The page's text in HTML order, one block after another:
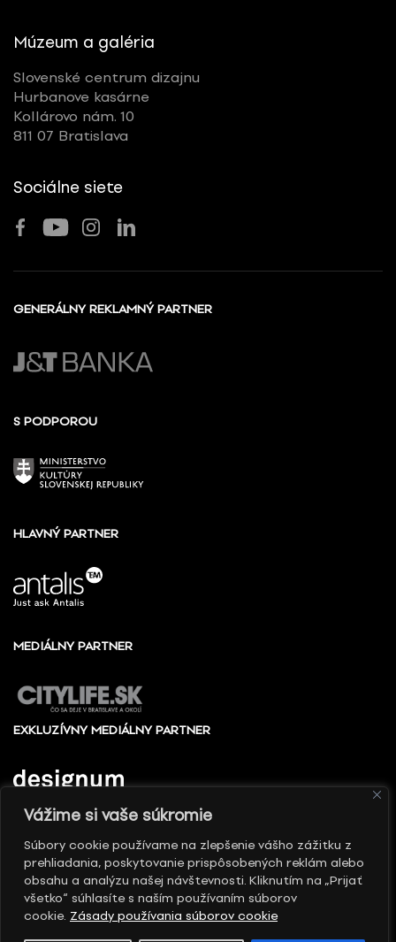
Vážime si vaše súkromie
Súbory cookie používame na zlepšenie vášho zážitku z
prehliadania, poskytovanie prispôsobených reklám alebo
obsahu a analýzu našej návštevnosti. Kliknutím na „Prijať
všetko“ súhlasíte s naším používaním súborov
cookie. Zásady používania súborov cookie
Múzeum a galéria
Slovenské centrum dizajnu
Hurbanove kasárne
Kollárovo nám. 10
811 07 Bratislava
Sociálne siete
GENERÁLNY REKLAMNÝ PARTNER
S PODPOROU
HLAVNÝ PARTNER
MEDIÁLNY PARTNER
EXKLUZÍVNY MEDIÁLNY PARTNER
© 2010 - 2026 Slovenské centrum dizajnu, Všetky
práva vyhradené